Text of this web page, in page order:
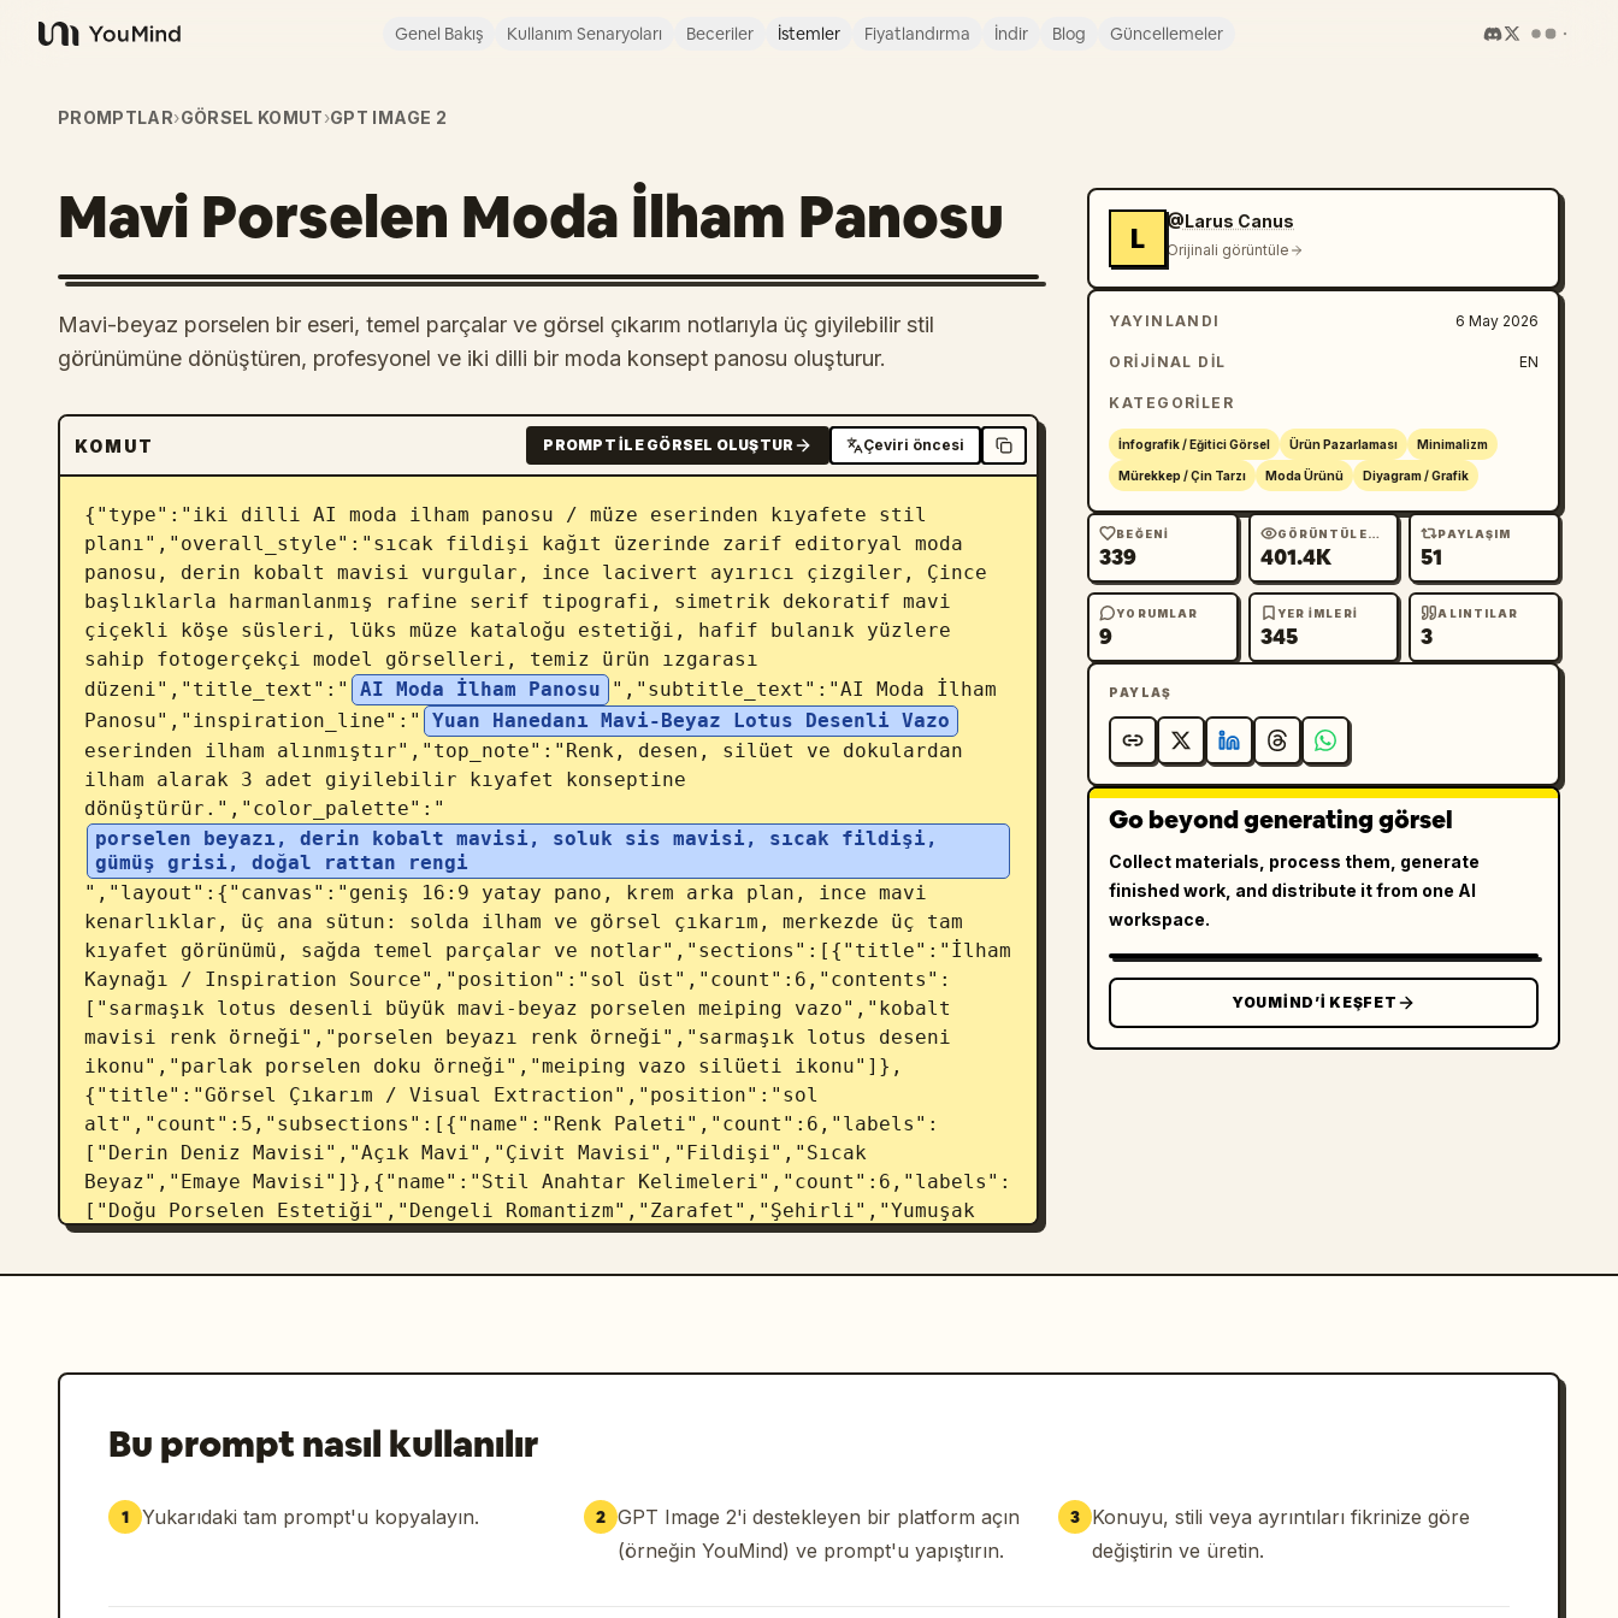
YouMind
Genel Bakış Kullanım Senaryoları Beceriler İstemler Fiyatlandırma İndir Blog Güncellemeler
PROMPTLAR›GÖRSEL KOMUT›GPT IMAGE 2
Mavi Porselen Moda İlham Panosu
Mavi-beyaz porselen bir eseri, temel parçalar ve görsel çıkarım notlarıyla üç giyilebilir stil
görünümüne dönüştüren, profesyonel ve iki dilli bir moda konsept panosu oluşturur.
KOMUT PROMPT ILE GÖRSEL OLUŞTUR Çeviri öncesi
{"type":"iki dilli AI moda ilham panosu / müze eserinden kıyafete stil
planı","overall_style":"sıcak fildişi kağıt üzerinde zarif editoryal moda
panosu, derin kobalt mavisi vurgular, ince lacivert ayırıcı çizgiler, Çince
başlıklarla harmanlanmış rafine serif tipografi, simetrik dekoratif mavi
çiçekli köşe süsleri, lüks müze kataloğu estetiği, hafif bulanık yüzlere
sahip fotogerçekçi model görselleri, temiz ürün ızgarası
düzeni","title_text":"
AI Moda İlham Panosu
","subtitle_text":"AI Moda İlham
Panosu","inspiration_line":"
Yuan Hanedanı Mavi-Beyaz Lotus Desenli Vazo
eserinden ilham alınmıştır","top_note":"Renk, desen, silüet ve dokulardan
ilham alarak 3 adet giyilebilir kıyafet konseptine
dönüştürür.","color_palette":"
porselen beyazı, derin kobalt mavisi, soluk sis mavisi, sıcak fildişi,
gümüş grisi, doğal rattan rengi
","layout":{"canvas":"geniş 16:9 yatay pano, krem arka plan, ince mavi
kenarlıklar, üç ana sütun: solda ilham ve görsel çıkarım, merkezde üç tam
kıyafet görünümü, sağda temel parçalar ve notlar","sections":[{"title":"İlham
Kaynağı / Inspiration Source","position":"sol üst","count":6,"contents":
["sarmaşık lotus desenli büyük mavi-beyaz porselen meiping vazo","kobalt
mavisi renk örneği","porselen beyazı renk örneği","sarmaşık lotus deseni
ikonu","parlak porselen doku örneği","meiping vazo silüeti ikonu"]},
{"title":"Görsel Çıkarım / Visual Extraction","position":"sol
alt","count":5,"subsections":[{"name":"Renk Paleti","count":6,"labels":
["Derin Deniz Mavisi","Açık Mavi","Çivit Mavisi","Fildişi","Sıcak
Beyaz","Emaye Mavisi"]},{"name":"Stil Anahtar Kelimeleri","count":6,"labels":
["Doğu Porselen Estetiği","Dengeli Romantizm","Zarafet","Şehirli","Yumuşak
Işıltı","Giyilebilir Lüks"]},{"name":"Silüet Dili","count":6,"labels":["Hafif
A-Kesim","Dar Kesim","Üstte dar altta geniş","Bel vurgulu","Uzun
[{"number":"01","label":"Ana Görünüm / Hero Look","model":"V yaka, belden
bağlamalı, porselen mavisi-beyaz çiçek desenli dökümlü maksi elbise giyen,
kobalt şeritli beyaz kısa ceket, beyaz bantlı topuklu ayakkabı ve mavi emaye
küpelerle tamamlanmış kadın model","bullets":["Porselen mavisi çiçekli maksi
elbise","Beyaz kısa ceket","Mavi emaye küpeler"],"analysis_box":"Look 01
L
@Larus Canus
Orijinali görüntüle
YAYINLANDI 6 May 2026
ORIJINAL DIL EN
KATEGORILER
İnfografik / Eğitici Görsel Ürün Pazarlaması Minimalizm
Mürekkep / Çin Tarzı Moda Ürünü Diyagram / Grafik
BEĞENI
339
GÖRÜNTÜLEME
401.4K
PAYLAŞIM
51
YORUMLAR
9
YER IMLERI
345
ALINTILAR
3
PAYLAŞ
Go beyond generating görsel
Collect materials, process them, generate
finished work, and distribute it from one AI
workspace.
YOUMIND’I KEŞFET
Bu prompt nasıl kullanılır
1 Yukarıdaki tam prompt'u kopyalayın. 2 GPT Image 2'i destekleyen bir platform açın
(örneğin YouMind) ve prompt'u yapıştırın.
3
Konuyu, stili veya ayrıntıları fikrinize göre
değiştirin ve üretin.